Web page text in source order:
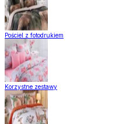
Pościel z fotodrukiem
Korzystne zestawy